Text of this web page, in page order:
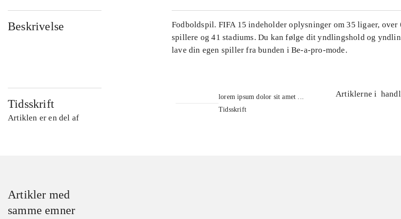
Beskrivelse
Fodboldspil. FIFA 15 indeholder oplysninger om 35 ligaer, over
spillere og 41 stadiums. Du kan følge dit yndlingshold og
lave din egen spiller fra bunden i Be-a-pro-mode.
Tidsskrift
Artiklen er en del af
lorem ipsum dolor sit amet ...
Tidsskrift
Artiklerne i
Artikler med
samme emner